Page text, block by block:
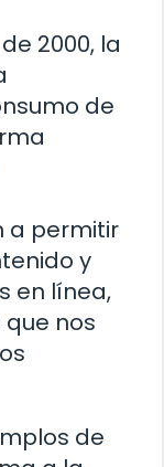
2000, la
de
a permitir
y
en línea,
nos
de